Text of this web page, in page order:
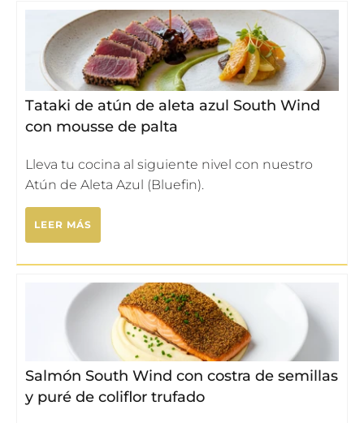
Tataki de atún de aleta azul South Wind
con mousse de palta
Lleva tu cocina al siguiente nivel con nuestro
Atún de Aleta Azul (Bluefin).
LEER MÁS
Salmón South Wind con costra de semillas
y puré de coliflor trufado